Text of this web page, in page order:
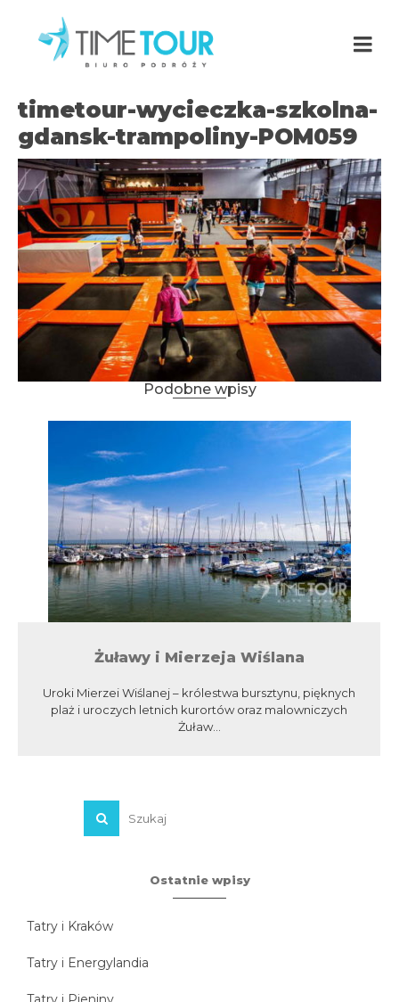
timetour-wycieczka-szkolna-
gdansk-trampoliny-POM059
Podobne wpisy
Żuławy i Mierzeja Wiślana
Uroki Mierzei Wiślanej – królestwa bursztynu, pięknych
plaż i uroczych letnich kurortów oraz malowniczych
Żuław...
Ostatnie wpisy
Tatry i Kraków
Tatry i Energylandia